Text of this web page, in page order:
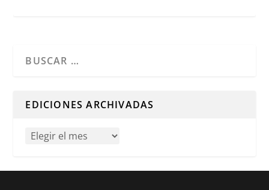
EDICIONES ARCHIVADAS